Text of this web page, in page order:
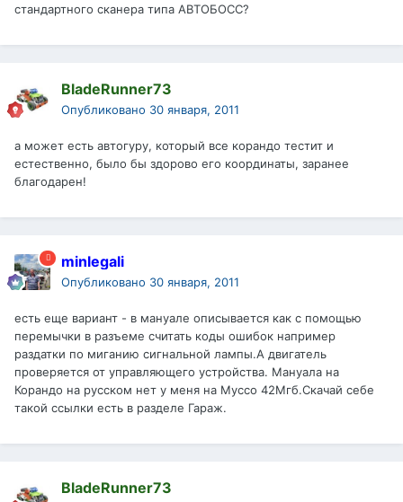
стандартного сканера типа АВТОБОСС?
BladeRunner73
Опубликовано 30 января, 2011
а может есть автогуру, который все корандо тестит и
естественно, было бы здорово его координаты, заранее
благодарен!
minlegali
Опубликовано 30 января, 2011
есть еще вариант - в мануале описывается как с помощью
перемычки в разъеме считать коды ошибок например
раздатки по миганию сигнальной лампы.А двигатель
проверяется от управляющего устройства. Мануала на
Корандо на русском нет у меня на Муссо 42Мгб.Скачай себе
такой ссылки есть в разделе Гараж.
BladeRunner73